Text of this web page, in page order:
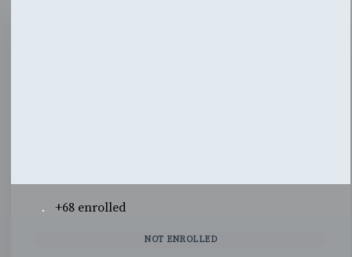
+68 enrolled
NOT ENROLLED